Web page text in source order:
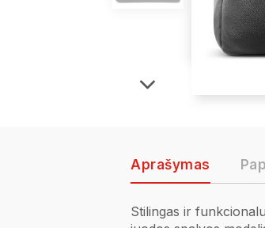
Aprašymas
Stilingas ir